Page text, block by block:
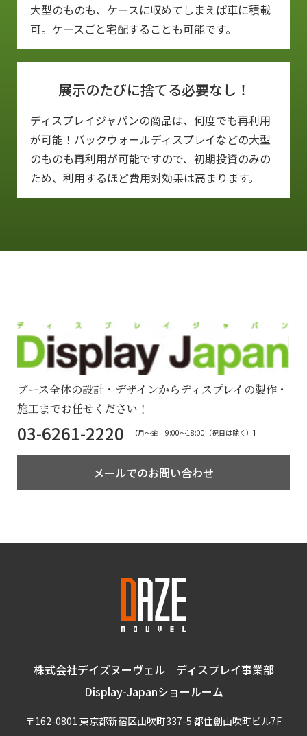
​大型のものも、ケースに収めてしまえば車に積載
可。ケースごと宅配することも可能です。
展示のたびに捨てる必要なし！
ディスプレイジャパンの商品は、何度でも再利用
が可能！バックウォールディスプレイなどの大型
のものも再利用が可能ですので、初期投資のみの
ため、利用するほど費用対効果は高まります。
ブース全体の設計・デザインからディスプレイの製作・
施工までお任せください！
03-6261-2220 【月〜金 9:00〜18:00（祝日は除く）】
メールでのお問い合わせ
株式会社デイズヌーヴェル ディスプレイ事業部
Display-Japanショールーム
〒162-0801 東京都新宿区山吹町337-5 都住創山吹町ビル7F